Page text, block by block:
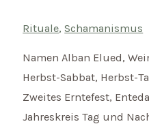
Rituale,Schamanismus
Namen Alban Elued,
Herbst-Sabbat, Herbst-
Zweites Erntefest,
Jahreskreis Tag und